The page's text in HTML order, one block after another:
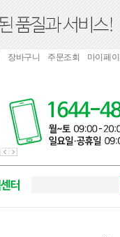
장바구니 주문조회 마이페이